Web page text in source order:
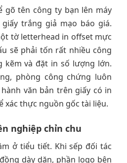
gõ tên công ty bạn lên máy
trắng giả mạo báo giá.
tờ letterhead in offset mực
sẽ phải tốn rất nhiều công
kẽm và đặt in số lượng lớn.
phòng công chứng luôn
văn bản trên giấy có in
xác thực nguồn gốc tài liệu.
nghiệp chỉn chu
ở tiểu tiết. Khi sếp đối tác
dày dặn, phần logo bên